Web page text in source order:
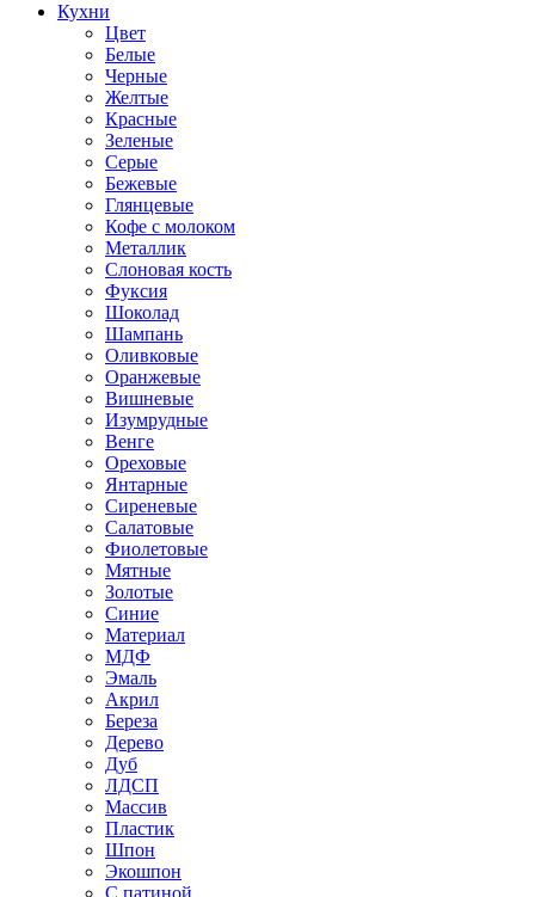
Кухни
Цвет
Белые
Черные
Желтые
Красные
Зеленые
Серые
Бежевые
Глянцевые
Кофе с молоком
Металлик
Слоновая кость
Фуксия
Шоколад
Шампань
Оливковые
Оранжевые
Вишневые
Изумрудные
Венге
Ореховые
Янтарные
Сиреневые
Салатовые
Фиолетовые
Мятные
Золотые
Синие
Материал
МДФ
Эмаль
Акрил
Береза
Дерево
Дуб
ЛДСП
Массив
Пластик
Шпон
Экошпон
С патиной